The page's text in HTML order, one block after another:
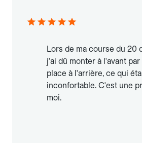
Lors de ma course du 20
j'ai dû monter à l'avant
place à l'arrière, ce qui
inconfortable. C'est une
moi.